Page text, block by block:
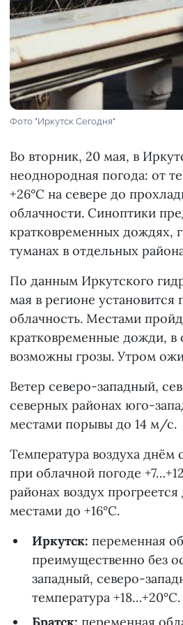
Фото "Иркутск Сегодня"
Во вторник, 20 мая, в
неоднородная погода: от
+26°С на севере до
облачности. Синоптики
кратковременных дождях,
туманах в отдельных
По данным Иркутского
мая в регионе установится
облачность. Местами
кратковременные дожди, в
возможны грозы. Утром
Ветер северо-западный,
северных районах юго-
местами порывы до 14 м/с.
Температура воздуха днём
при облачной погоде
районах воздух прогреется
местами до +16°С.
Иркутск: переменная
преимущественно без
западный, северо-
температура +18…+20°С.